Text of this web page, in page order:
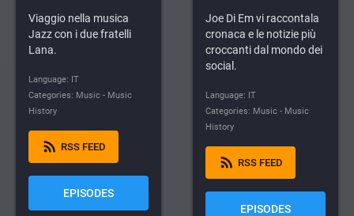
Viaggio nella musica
Jazz con i due fratelli
Lana.
Language: IT
Categories: Music - Music
History
rss_feed RSS FEED
EPISODES
Joe Di Em vi raccontala
cronaca e le notizie più
croccanti dal mondo dei
social.
Language: IT
Categories: Music - Music
History
rss_feed RSS FEED
EPISODES